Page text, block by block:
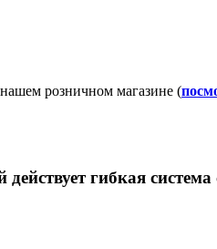
розничном магазине (
гибкая система